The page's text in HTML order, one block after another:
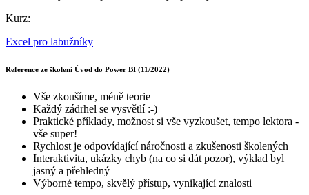
Kurz:
Excel pro labužníky
Reference ze školení Úvod do Power BI (11/2022)
Vše zkoušíme, méně teorie
Každý zádrhel se vysvětlí :-)
Praktické příklady, možnost si vše vyzkoušet, tempo lektora -
vše super!
Rychlost je odpovídající náročnosti a zkušenosti školených
Interaktivita, ukázky chyb (na co si dát pozor), výklad byl
jasný a přehledný
Výborné tempo, skvělý přístup, vynikající znalosti